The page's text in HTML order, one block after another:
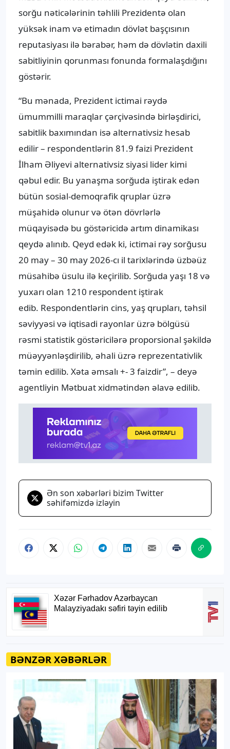
sorğu nəticələrinin təhlili Prezidentə olan
yüksək inam və etimadın dövlət başçısının
reputasiyası ilə bərabər, həm də dövlətin daxili
sabitliyinin qorunması fonunda formalaşdığını
göstərir.
“Bu mənada, Prezident ictimai rəydə
ümummilli maraqlar çərçivəsində birləşdirici,
sabitlik baxımından isə alternativsiz hesab
edilir – respondentlərin 81.9 faizi Prezident
İlham Əliyevi alternativsiz siyasi lider kimi
qəbul edir. Bu yanaşma sorğuda iştirak edən
bütün sosial-demoqrafik qruplar üzrə
müşahidə olunur və ötən dövrlərlə
müqayisədə bu göstəricidə artım dinamikası
qeydə alınıb. Qeyd edək ki, ictimai rəy sorğusu
20 may – 30 may 2026-cı il tarixlərində üzbəüz
müsahibə üsulu ilə keçirilib. Sorğuda yaşı 18 və
yuxarı olan 1210 respondent iştirak
edib. Respondentlərin cins, yaş qrupları, təhsil
səviyyəsi və iqtisadi rayonlar üzrə bölgüsü
rəsmi statistik göstəricilərə proporsional şəkildə
müəyyənləşdirilib, əhali üzrə reprezentativlik
təmin edilib. Xəta əmsalı +- 3 faizdir”, – deyə
agentliyin Mətbuat xidmətindən əlavə edilib.
Ən son xəbərləri bizim Twitter
səhifəmizdə izləyin
BƏNZƏR XƏBƏRLƏR